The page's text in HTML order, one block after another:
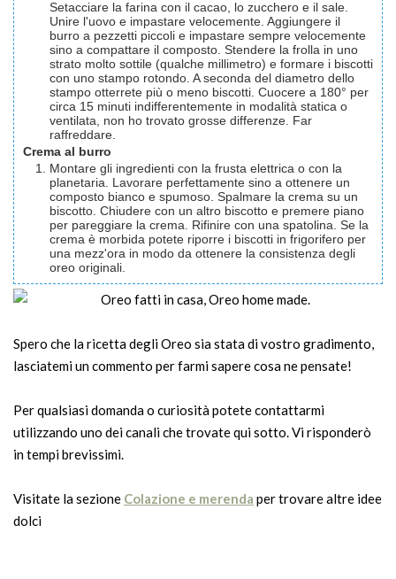
Setacciare la farina con il cacao, lo zucchero e il sale.
Unire l'uovo e impastare velocemente. Aggiungere il
burro a pezzetti piccoli e impastare sempre velocemente
sino a compattare il composto. Stendere la frolla in uno
strato molto sottile (qualche millimetro) e formare i biscotti
con uno stampo rotondo. A seconda del diametro dello
stampo otterrete più o meno biscotti. Cuocere a 180° per
circa 15 minuti indifferentemente in modalità statica o
ventilata, non ho trovato grosse differenze. Far
raffreddare.
Crema al burro
Montare gli ingredienti con la frusta elettrica o con la
planetaria. Lavorare perfettamente sino a ottenere un
composto bianco e spumoso. Spalmare la crema su un
biscotto. Chiudere con un altro biscotto e premere piano
per pareggiare la crema. Rifinire con una spatolina. Se la
crema è morbida potete riporre i biscotti in frigorifero per
una mezz'ora in modo da ottenere la consistenza degli
oreo originali.
Spero che la ricetta degli Oreo sia stata di vostro gradimento,
lasciatemi un commento per farmi sapere cosa ne pensate!
Per qualsiasi domanda o curiosità potete contattarmi
utilizzando uno dei canali che trovate qui sotto. Vi risponderò
in tempi brevissimi.
Visitate la sezione Colazione e merenda per trovare altre idee
dolci